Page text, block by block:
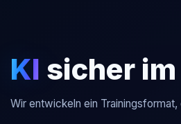
KI sicher
Wir entwickeln ein